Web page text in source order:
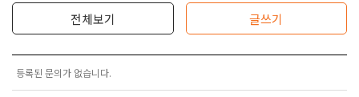
전체보기 글쓰기
등록된 문의가 없습니다.